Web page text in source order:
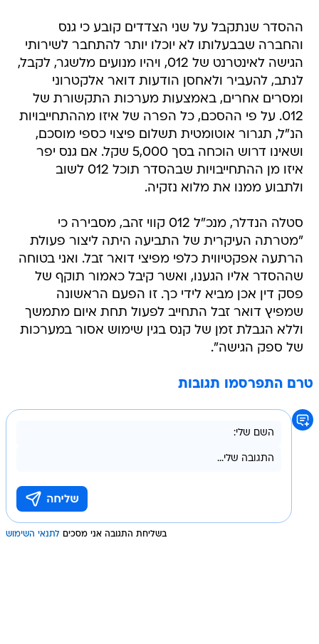
ההסדר שנתקבל על שני הצדדים קובע כי גנס
והחברה שבבעלותו לא יוכלו יותר להתחבר לשירותי
הגישה לאינטרנט של 012, ויהיו מנועים מלשגר, לקבל,
לנתב, להעביר ולאחסן הודעות דואר אלקטרוני
ומסרים אחרים, באמצעות מערכות התקשורת של
012. על פי ההסכם, כל הפרה של איזו מההתחייבויות
הנ"ל, תגרור אוטומטית תשלום פיצוי כספי מוסכם,
ושאינו דרוש הוכחה בסך 5,000 שקל. אם גנס יפר
איזו מן ההתחייבויות שבהסדר תוכל 012 לשוב
ולתבוע ממנו את מלוא נזקיה.
סטלה הנדלר, מנכ"ל 012 קווי זהב, מסבירה כי
"מטרתה העיקרית של התביעה היתה ליצור פעולת
הרתעה אפקטיווית כלפי מפיצי דואר זבל. ואני בטוחה
שההסדר אליו הגענו, ואשר קיבל כאמור תוקף של
פסק דין אכן מביא לידי כך. זו הפעם הראשונה
שמפיץ דואר זבל התחייב לפעול תחת איום מתמשך
וללא הגבלת זמן של קנס בגין שימוש אסור במערכות
של ספק הגישה".
טרם התפרסמו תגובות
בשליחת התגובה אני מסכים לתנאי השימוש